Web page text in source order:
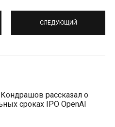
СЛЕДУЮЩИЙ
рассказал о
сроках IPO OpenAI